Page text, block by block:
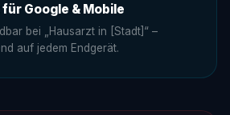
Google & Mobile
bei „Hausarzt in [Stadt]“ –
auf jedem Endgerät.